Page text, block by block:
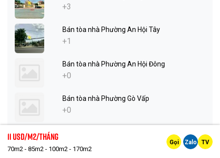
+3
Bán tòa nhà Phường An Hội Tây
+1
Bán tòa nhà Phường An Hội Đông
+0
Bán tòa nhà Phường Gò Vấp
+0
+3
11 Usd/m2/tháng
70m2 - 85m2 - 100m2 - 170m2
Gọi Zalo TV